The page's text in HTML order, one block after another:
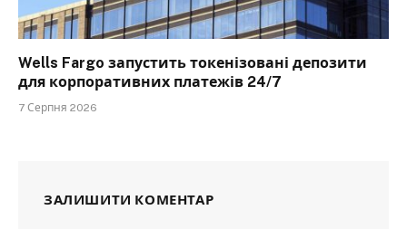
Wells Fargo запустить токенізовані депозити
для корпоративних платежів 24/7
7 Серпня 2026
ЗАЛИШИТИ КОМЕНТАР